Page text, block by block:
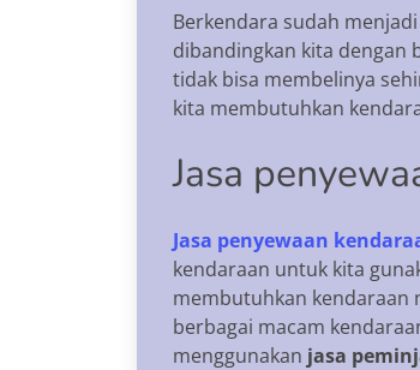
Berkendara sudah
dibandingkan kita dengan
tidak bisa membelinya
kita membutuhkan
Jasa
Jasa penyewaan
kendaraan untuk kita
membutuhkan kendaraan
berbagai macam
menggunakan jasa